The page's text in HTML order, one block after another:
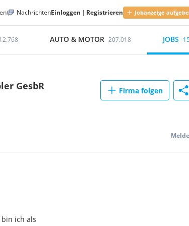
NachrichtenEinloggen | Registrieren Jobanzeige
AUTO & MOTOR 207.018 JOBS
GesbR Firma folgen
ich als